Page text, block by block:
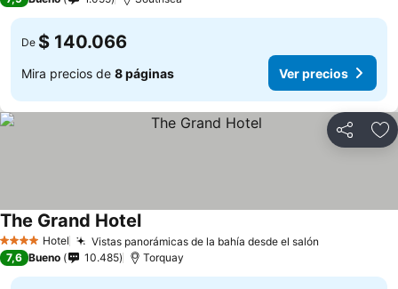
De $ 140.066
Mira precios de 8 páginas Ver precios
Compartir
4 EstrellasHotel Vistas panorámicas de la bahía desde el salón
The Grand Hotel
7,6 Bueno 10.485 Torquay